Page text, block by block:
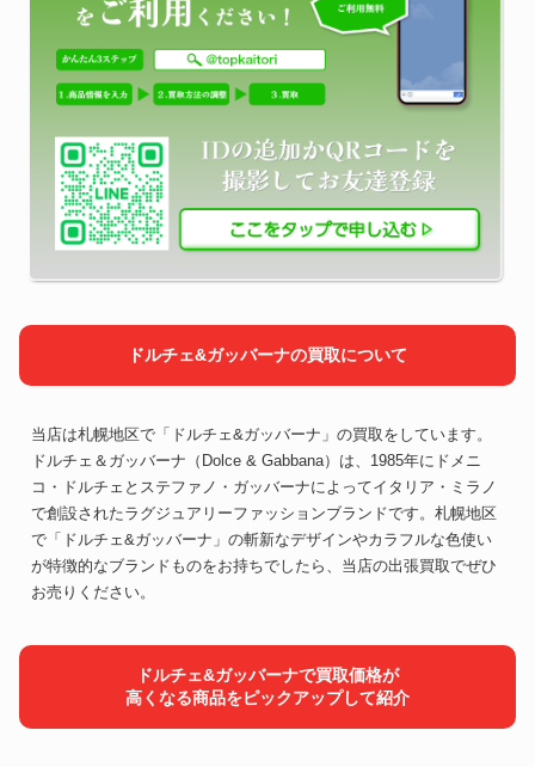
ドルチェ&ガッバーナの買取について
当店は札幌地区で「ドルチェ&ガッバーナ」の買取をしています。
ドルチェ＆ガッバーナ（Dolce & Gabbana）は、1985年にドメニ
コ・ドルチェとステファノ・ガッバーナによってイタリア・ミラノ
で創設されたラグジュアリーファッションブランドです。札幌地区
で「ドルチェ&ガッバーナ」の斬新なデザインやカラフルな色使い
が特徴的なブランドものをお持ちでしたら、当店の出張買取でぜひ
お売りください。
ドルチェ&ガッバーナで買取価格が
高くなる商品をピックアップして紹介